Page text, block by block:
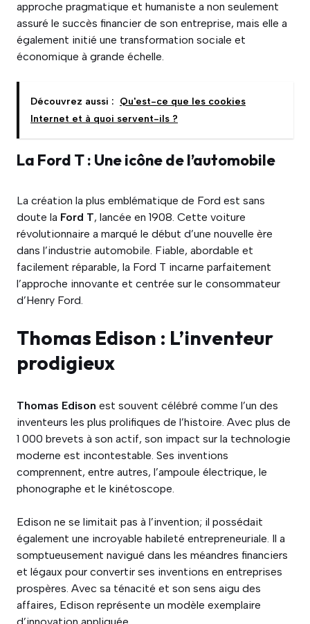
approche pragmatique et humaniste a non seulement
assuré le succès financier de son entreprise, mais elle a
également initié une transformation sociale et
économique à grande échelle.
Découvrez aussi : Qu'est-ce que les cookies
Internet et à quoi servent-ils ?
La Ford T : Une icône de l’automobile
La création la plus emblématique de Ford est sans
doute la Ford T, lancée en 1908. Cette voiture
révolutionnaire a marqué le début d’une nouvelle ère
dans l’industrie automobile. Fiable, abordable et
facilement réparable, la Ford T incarne parfaitement
l’approche innovante et centrée sur le consommateur
d’Henry Ford.
Thomas Edison : L’inventeur
prodigieux
Thomas Edison est souvent célébré comme l’un des
inventeurs les plus prolifiques de l’histoire. Avec plus de
1 000 brevets à son actif, son impact sur la technologie
moderne est incontestable. Ses inventions
comprennent, entre autres, l’ampoule électrique, le
phonographe et le kinétoscope.
Edison ne se limitait pas à l’invention; il possédait
également une incroyable habileté entrepreneuriale. Il a
somptueusement navigué dans les méandres financiers
et légaux pour convertir ses inventions en entreprises
prospères. Avec sa ténacité et son sens aigu des
affaires, Edison représente un modèle exemplaire